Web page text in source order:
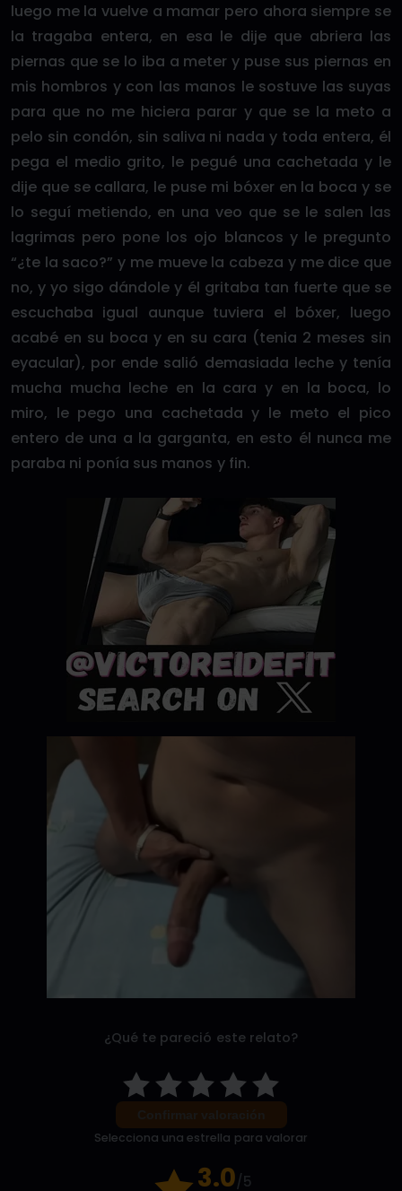
luego me la vuelve a mamar pero ahora siempre se
la tragaba entera, en esa le dije que abriera las
piernas que se lo iba a meter y puse sus piernas en
mis hombros y con las manos le sostuve las suyas
para que no me hiciera parar y que se la meto a
pelo sin condón, sin saliva ni nada y toda entera, él
pega el medio grito, le pegué una cachetada y le
dije que se callara, le puse mi bóxer en la boca y se
lo seguí metiendo, en una veo que se le salen las
lagrimas pero pone los ojo blancos y le pregunto
“¿te la saco?” y me mueve la cabeza y me dice que
no, y yo sigo dándole y él gritaba tan fuerte que se
escuchaba igual aunque tuviera el bóxer, luego
acabé en su boca y en su cara (tenia 2 meses sin
eyacular), por ende salió demasiada leche y tenía
mucha mucha leche en la cara y en la boca, lo
miro, le pego una cachetada y le meto el pico
entero de una a la garganta, en esto él nunca me
paraba ni ponía sus manos y fin.
¿Qué te pareció este relato?
Selecciona una estrella para valorar
3.0/5